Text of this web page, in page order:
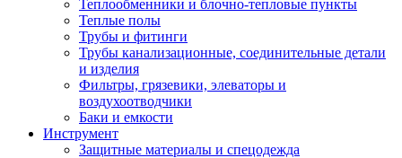
Теплообменники и блочно-тепловые пункты
Теплые полы
Трубы и фитинги
Трубы канализационные, соединительные детали
и изделия
Фильтры, грязевики, элеваторы и
воздухоотводчики
Баки и емкости
Инструмент
Защитные материалы и спецодежда